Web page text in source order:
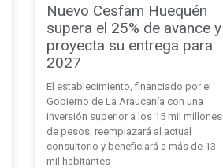
Nuevo Cesfam Huequén
supera el 25% de avance y
proyecta su entrega para
2027
El establecimiento, financiado por el
Gobierno de La Araucanía con una
inversión superior a los 15 mil millones
de pesos, reemplazará al actual
consultorio y beneficiará a más de 13
mil habitantes